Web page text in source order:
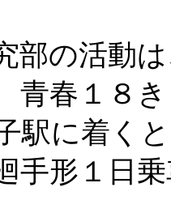
部の活動
青春１８
駅に着く
手形１日